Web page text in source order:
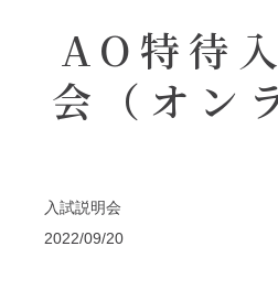
AO特待
会（オン
入試説明会
2022/09/20